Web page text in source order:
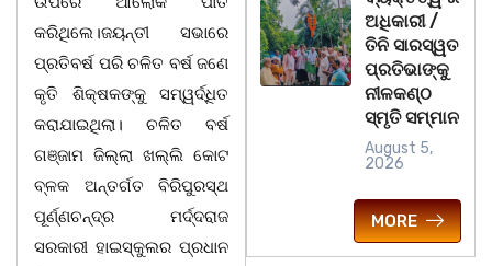
କରିଥିଲେ।ଜୟନ୍ତୀ ସଭାରେ
ପ୍ରତିବର୍ଷ ପରି ଚଳିତ ବର୍ଷ ଜଣେ
କୃତି ଶିକ୍ଷକଙ୍କୁ ସମ୍ୱର୍ଦ୍ଧିତ
କରାଯାଇଥିଲା। ଚଳିତ ବର୍ଷ
ଗଞ୍ଜାମ ଜିଲ୍ଲା ଖଲ୍ଲି କୋଟ
ବ୍ଳକ ଅନ୍ତର୍ଗତ ବିରିପୁରସ୍ଥ
ପୂର୍ଣ୍ଣଚନ୍ଦ୍ର ମର୍ଦ୍ଦରାଜ
ସରକାରୀ ହାଇସ୍କୁଲର ପ୍ରଧାନ
ଅଧିକାରୀ /
ତିନି ସାରସ୍ୱତ
ପ୍ରତିଭାଙ୍କୁ
ନୀଳକଣ୍ଠ
ସ୍ମୃତି ସମ୍ମାନ
August 5,
2026
MORE